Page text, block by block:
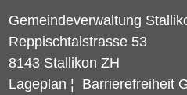
Gemeindeverwaltung
Reppischtalstrasse 53
8143 Stallikon ZH
Lageplan ¦ Barrierefreiheit